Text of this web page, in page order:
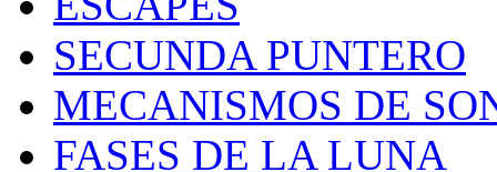
SECUNDA PUNTERO
MECANISMOS DE
FASES DE LA LUNA